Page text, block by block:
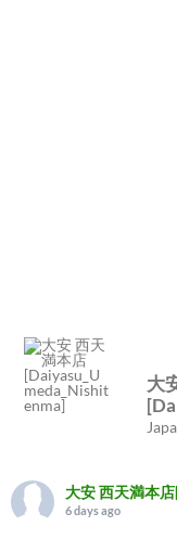
大
大安 西天満本
6 days ago